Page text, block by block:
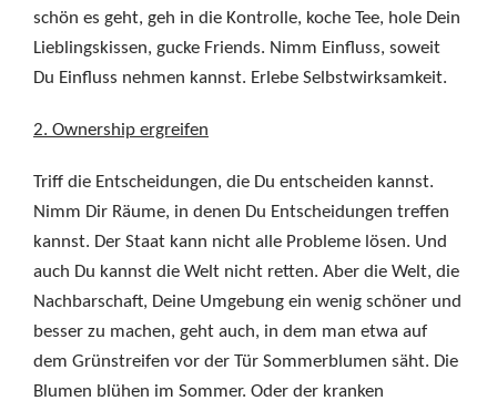
schön es geht, geh in die Kontrolle, koche Tee, hole Dein
Lieblingskissen, gucke Friends. Nimm Einfluss, soweit
Du Einfluss nehmen kannst. Erlebe Selbstwirksamkeit.
2. Ownership ergreifen
Triff die Entscheidungen, die Du entscheiden kannst.
Nimm Dir Räume, in denen Du Entscheidungen treffen
kannst. Der Staat kann nicht alle Probleme lösen. Und
auch Du kannst die Welt nicht retten. Aber die Welt, die
Nachbarschaft, Deine Umgebung ein wenig schöner und
besser zu machen, geht auch, in dem man etwa auf
dem Grünstreifen vor der Tür Sommerblumen säht. Die
Blumen blühen im Sommer. Oder der kranken